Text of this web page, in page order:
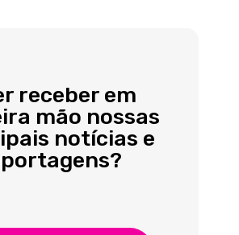
receber em
mão nossas
notícias e